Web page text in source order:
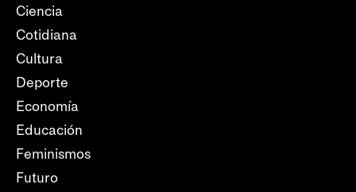
Ciencia
Cotidiana
Cultura
Deporte
Economía
Educación
Feminismos
Futuro